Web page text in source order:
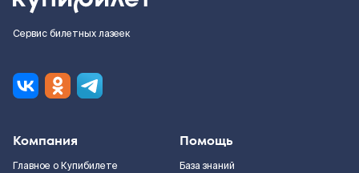
Сервис билетных лазеек
Компания
Главное о Купибилете
Помощь
База знаний